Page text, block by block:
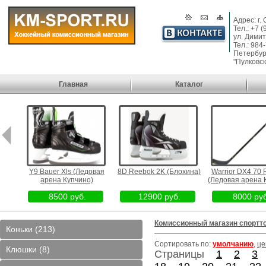
Адрес: г.
Тел.: +7
ул.
Тел.:
Главная Каталог
Y9 Bauer Xls (Ледовая
арена Купчино)
8500 руб.
8D Reebok 2K (Блохина)
12900 руб.
Warrior DX4 70
(Ледовая арена
8000
Коньки (213)
Клюшки (8)
Комиссионный магазин
Сортировать по: умолчанию,
Страницы 1 2
3